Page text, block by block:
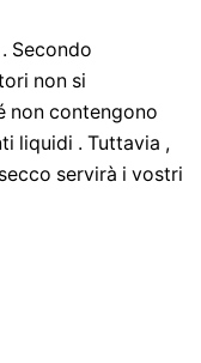
Secondo
non si
non contengono
liquidi . Tuttavia ,
servirà i vostri